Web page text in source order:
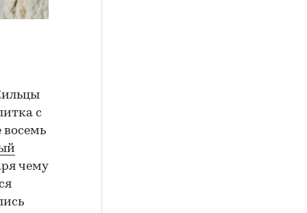
с
восемь
чему